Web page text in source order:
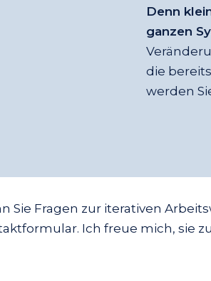
Denn
ganzen
die
werden
Sie Fragen zur iterativen
Ich freue mich, sie